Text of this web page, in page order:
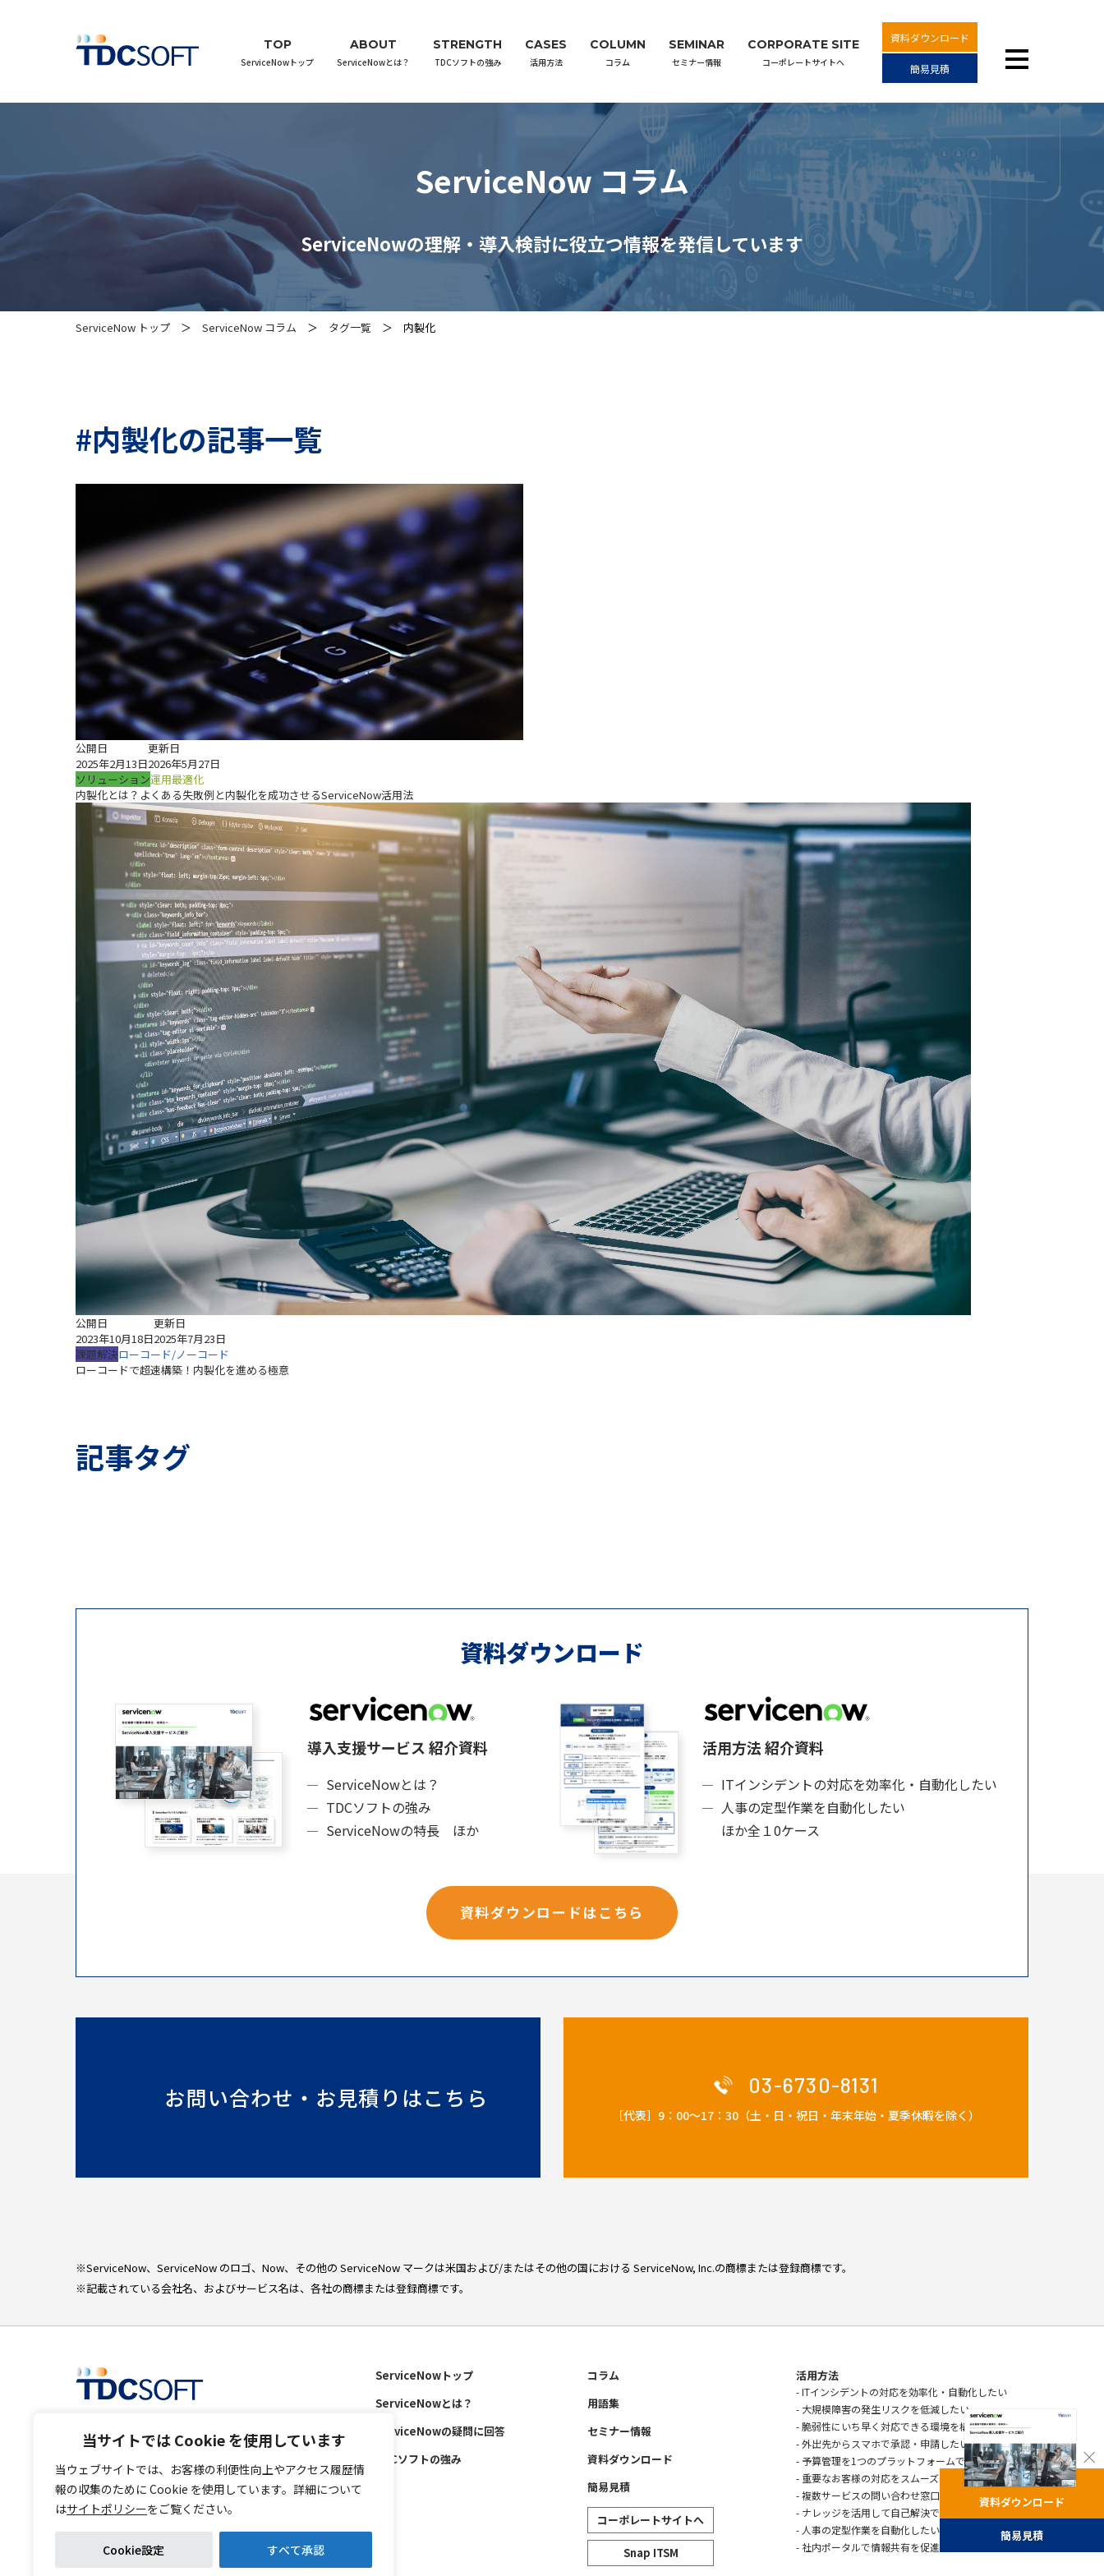
当サイトでは Cookie を使用しています
当ウェブサイトでは、お客様の利便性向上やアクセス履歴情
報の収集のために Cookie を使用しています。詳細について
はサイトポリシーをご覧ください。
Cookie設定 すべて承認
TOP
ServiceNowトップ
ABOUT
ServiceNowとは？
STRENGTH
TDCソフトの強み
CASES
活用方法
COLUMN
コラム
SEMINAR
セミナー情報
CORPORATE SITE
コーポレートサイトへ
資料ダウンロード
簡易見積
ServiceNow コラム
ServiceNowの理解・導入検討に役立つ情報を発信しています
ServiceNow トップ ServiceNow コラム タグ一覧 内製化
#内製化の記事一覧
公開日
2025年2月13日
更新日
2026年5月27日
ソリューション運用最適化
内製化とは？よくある失敗例と内製化を成功させるServiceNow活用法
公開日
2023年10月18日
更新日
2025年7月23日
課題解決ローコード/ノーコード
ローコードで超速構築！内製化を進める極意
記事タグ
資料ダウンロード
導入支援サービス 紹介資料
ServiceNowとは？
TDCソフトの強み
ServiceNowの特長 ほか
活用方法 紹介資料
ITインシデントの対応を効率化・自動化したい
人事の定型作業を自動化したい
ほか全１0ケース
資料ダウンロードはこちら
お問い合わせ・お見積りはこちら 03-6730-8131
［代表］9：00～17：30（土・日・祝日・年末年始・夏季休暇を除く）
※ServiceNow、ServiceNow のロゴ、Now、その他の ServiceNow マークは米国および/またはその他の国における ServiceNow, Inc.の商標または登録商標です。
※記載されている会社名、およびサービス名は、各社の商標または登録商標です。
ServiceNowトップ
ServiceNowとは？
ServiceNowの疑問に回答
TDCソフトの強み
コラム
用語集
セミナー情報
資料ダウンロード
簡易見積
コーポレートサイトへ
Snap ITSM
活用方法
- ITインシデントの対応を効率化・自動化したい
- 大規模障害の発生リスクを低減したい
- 脆弱性にいち早く対応できる環境を構築したい
- 外出先からスマホで承認・申請したい
- 予算管理を1つのプラットフォームで行いたい
- 重要なお客様の対応をスムーズにしたい
- 複数サービスの問い合わせ窓口を一元化したい
- ナレッジを活用して自己解決できる環境を整えたい
- 人事の定型作業を自動化したい
- 社内ポータルで情報共有を促進したい
資料ダウンロード
簡易見積